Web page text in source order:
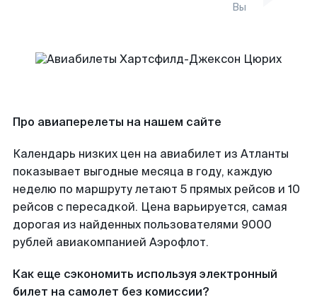
Вы
Про авиаперелеты на нашем сайте
Календарь низких цен на авиабилет из Атланты
показывает выгодные месяца в году, каждую
неделю по маршруту летают 5 прямых рейсов и 10
рейсов с пересадкой. Цена варьируется, самая
дорогая из найденных пользователями 9000
рублей авиакомпанией Аэрофлот.
Как еще сэкономить используя электронный
билет на самолет без комиссии?